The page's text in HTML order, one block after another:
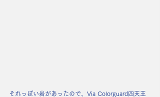
それっぽい岩があったので、Via Colorguard四天王